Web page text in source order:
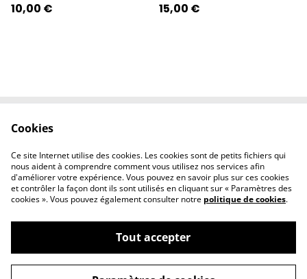
10,00 €
15,00 €
Contactez-nous
Politique de
confidentialité
Politique de
cookies
©2026l'éclipse
Cookies
Ce site Internet utilise des cookies. Les cookies sont de petits fichiers qui
nous aident à comprendre comment vous utilisez nos services afin
d'améliorer votre expérience. Vous pouvez en savoir plus sur ces cookies
et contrôler la façon dont ils sont utilisés en cliquant sur « Paramètres des
cookies ». Vous pouvez également consulter notre politique de cookies.
Tout accepter